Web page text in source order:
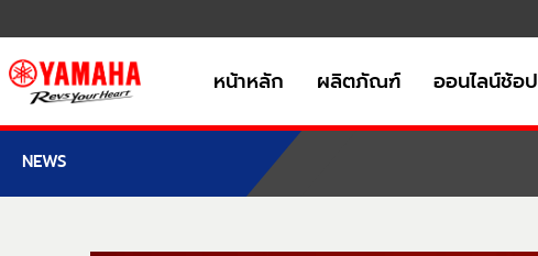
หน้าหลัก ผลิตภัณฑ์ ออนไลน์ช้อป
NEWS